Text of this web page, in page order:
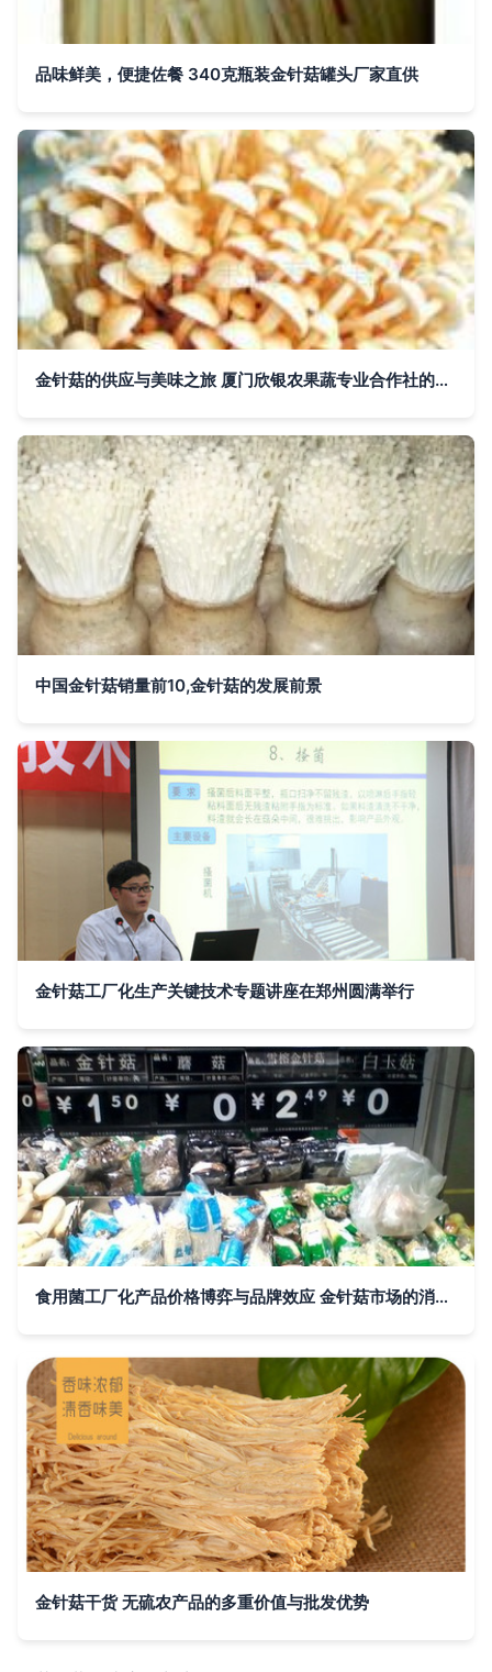
品味鲜美，便捷佐餐 340克瓶装金针菇罐头厂家直供
金针菇的供应与美味之旅 厦门欣银农果蔬专业合作社的金针菇探秘
中国金针菇销量前10,金针菇的发展前景
金针菇工厂化生产关键技术专题讲座在郑州圆满举行
食用菌工厂化产品价格博弈与品牌效应 金针菇市场的消费者神经战
金针菇干货 无硫农产品的多重价值与批发优势